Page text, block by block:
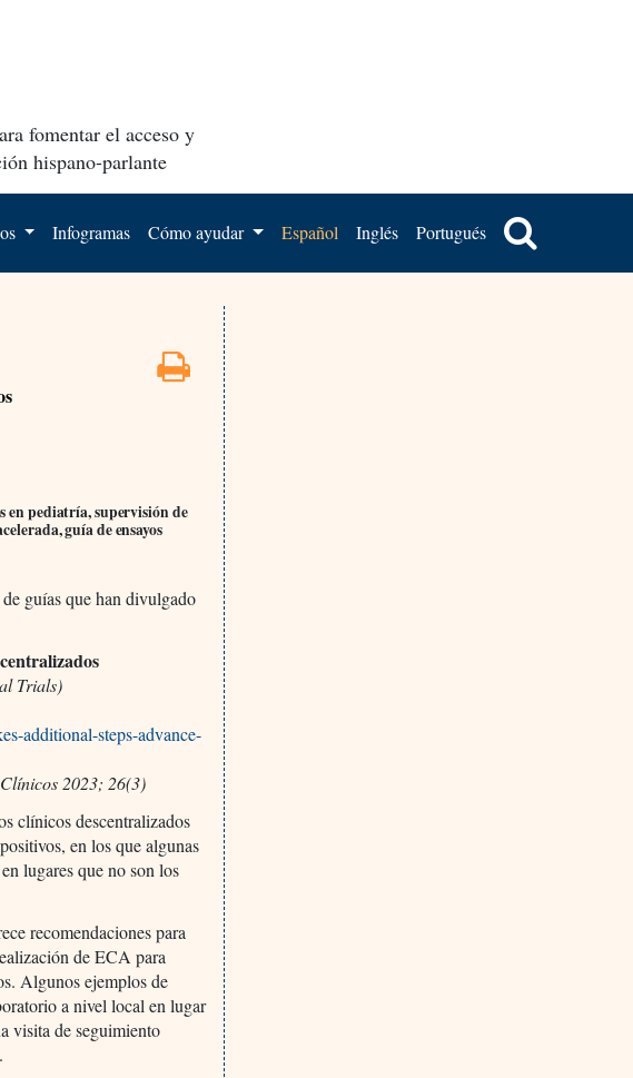
fomentar el acceso y
hispano-parlante
Infogramas Cómo ayudar Español Inglés Portugués
en pediatría, supervisión de
guía de ensayos
guías que han divulgado
Trials)
additional-steps-advance-
2023; 26(3)
clínicos descentralizados
en los que algunas
lugares que no son los
recomendaciones para
de ECA para
Algunos ejemplos de
a nivel local en lugar
visita de seguimiento